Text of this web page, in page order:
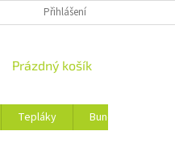
Přihlášení
NÁKUPNÍ
Prázdný košík
Tepláky Bundy